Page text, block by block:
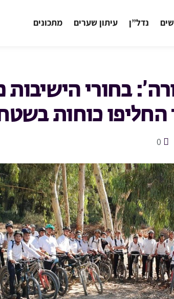
נדל”ן עיתון שערים מתכונים
בחורי הישיבות
החליפו כוחות
0